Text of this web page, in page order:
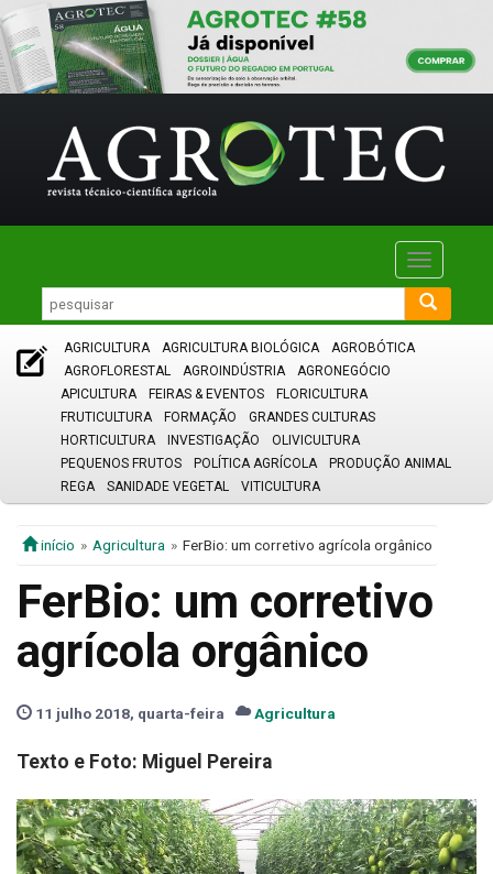
Toggle
AGRICULTURA AGRICULTURA BIOLÓGICA
AGROBÓTICA
AGROFLORESTAL
AGROINDÚSTRIA
AGRONEGÓCIO
APICULTURA
FEIRAS & EVENTOS
FLORICULTURA
FRUTICULTURA
FORMAÇÃO
GRANDES CULTURAS
HORTICULTURA
INVESTIGAÇÃO
OLIVICULTURA
PEQUENOS FRUTOS
POLÍTICA AGRÍCOLA
PRODUÇÃO ANIMAL
REGA
SANIDADE VEGETAL VITICULTURA
início Agricultura FerBio: um corretivo agrícola orgânico
FerBio: um corretivo
agrícola orgânico
11 julho 2018, quarta-feira Agricultura
Texto e Foto: Miguel Pereira